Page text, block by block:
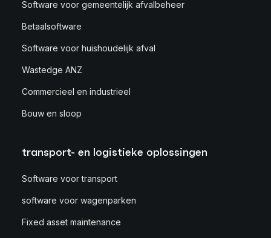
Software voor gemeentelijk afvalbeheer
Betaalsoftware
Software voor huishoudelijk afval
Wastedge ANZ
Commercieel en industrieel
Bouw en sloop
transport- en logistieke oplossingen
Software voor transport
software voor wagenparken
Fixed asset maintenance